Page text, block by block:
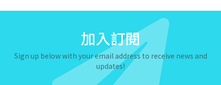
加入訂閱
Sign up below with your email address to receive news and
updates!